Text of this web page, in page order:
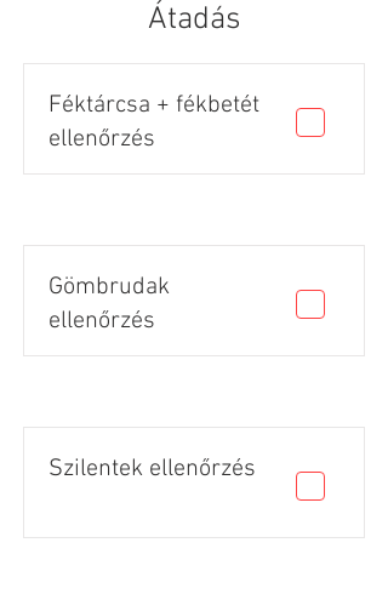
Átadás
Féktárcsa + fékbetét
ellenőrzés
Gömbrudak
ellenőrzés
Szilentek ellenőrzés